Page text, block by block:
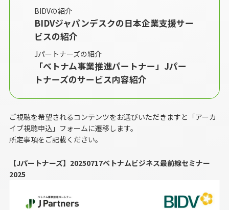
BIDVの紹介
BIDVジャパンデスクの日本企業支援サー
ビスの紹介
Jパートナーズの紹介
「ベトナム事業推進パートナー」Jパー
トナーズのサービス内容紹介
ご視聴を希望されるコンテンツをお選びいただきますと「アーカ
イブ視聴申込」フォームに遷移します。
所定事項をご記載ください。
【Jパートナーズ】20250717ベトナムビジネス最前線セミナー
2025